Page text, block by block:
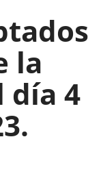
externa.
la
día 4